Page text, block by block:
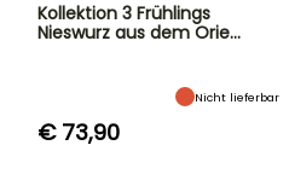
Kollektion 3 Frühlings
Nieswurz aus dem Orie…
Nicht lieferbar
€ 73,90